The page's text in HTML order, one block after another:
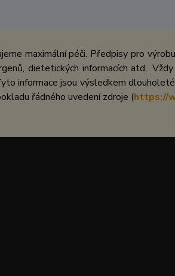
maximální péči. Předpisy pro
dietetických informacích atd..
informace jsou výsledkem
řádného uvedení zdroje (https://